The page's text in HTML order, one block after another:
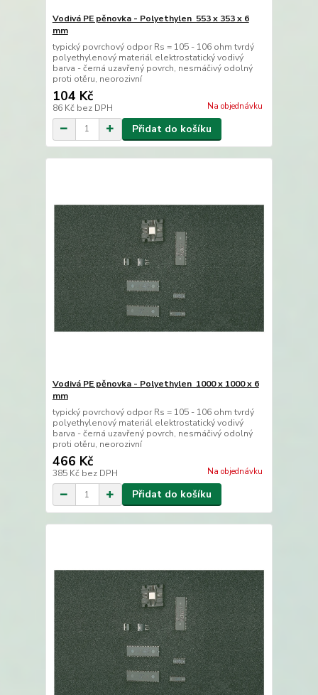
Vodivá PE pěnovka - Polyethylen 553 x 353 x 6
mm
typický povrchový odpor Rs = 105 - 106 ohm tvrdý
polyethylenový materiál elektrostatický vodivý
barva - černá uzavřený povrch, nesmáčivý odolný
proti otěru, neorozivní
104 Kč
86 Kč bez DPH Na objednávku
Přidat do košíku
Vodivá PE pěnovka - Polyethylen 1000 x 1000 x 6
mm
typický povrchový odpor Rs = 105 - 106 ohm tvrdý
polyethylenový materiál elektrostatický vodivý
barva - černá uzavřený povrch, nesmáčivý odolný
proti otěru, neorozivní
466 Kč
385 Kč bez DPH Na objednávku
Přidat do košíku